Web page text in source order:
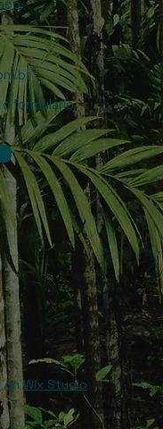
formulário
on Wix Studio